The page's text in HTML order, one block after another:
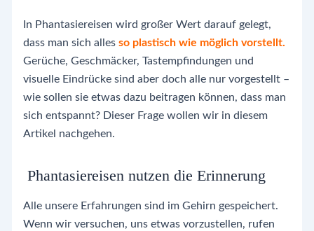
In Phantasiereisen wird großer Wert darauf gelegt,
dass man sich alles so plastisch wie möglich vorstellt.
Gerüche, Geschmäcker, Tastempfindungen und
visuelle Eindrücke sind aber doch alle nur vorgestellt –
wie sollen sie etwas dazu beitragen können, dass man
sich entspannt? Dieser Frage wollen wir in diesem
Artikel nachgehen.
Phantasiereisen nutzen die Erinnerung
Alle unsere Erfahrungen sind im Gehirn gespeichert.
Wenn wir versuchen, uns etwas vorzustellen, rufen